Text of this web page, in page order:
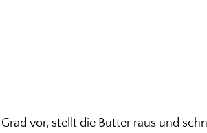
vor, stellt die Butter raus und